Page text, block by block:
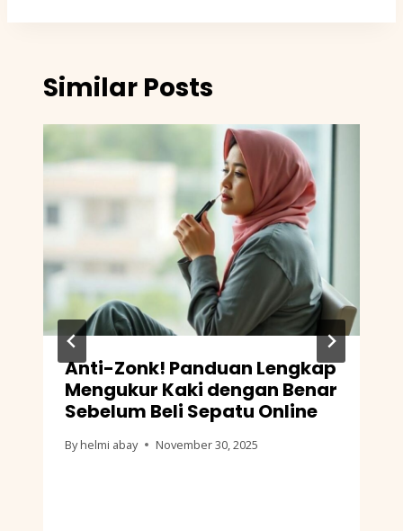
Similar Posts
Anti-Zonk! Panduan Lengkap
Mengukur Kaki dengan Benar
Sebelum Beli Sepatu Online
By helmi abay November 30, 2025